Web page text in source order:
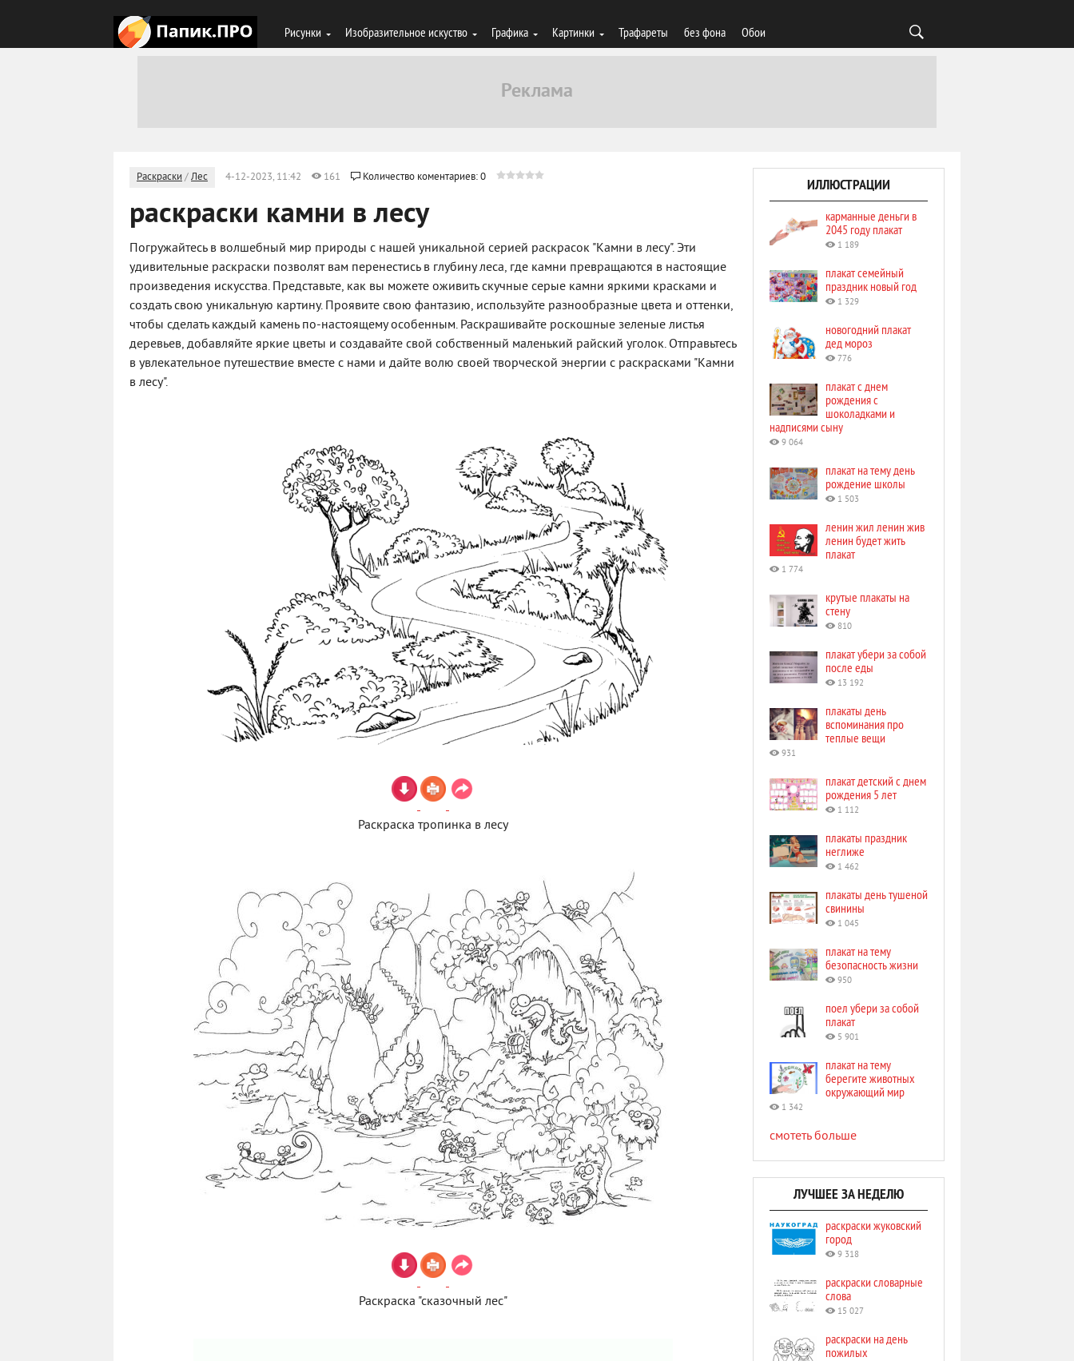
Рисунки Изобразительное искуство Графика Картинки Трафареты без фона Обои
Раскраски /Лес 4-12-2023, 11:42 161 Количество коментариев: 0
раскраски камни в лесу
Погружайтесь в волшебный мир природы с нашей уникальной серией раскрасок "Камни в лесу". Эти
удивительные раскраски позволят вам перенестись в глубину леса, где камни превращаются в настоящие
произведения искусства. Представьте, как вы можете оживить скучные серые камни яркими красками и
создать свою уникальную картину. Проявите свою фантазию, используйте разнообразные цвета и оттенки,
чтобы сделать каждый камень по-настоящему особенным. Раскрашивайте роскошные зеленые листья
деревьев, добавляйте яркие цветы и создавайте свой собственный маленький райский уголок. Отправьтесь
в увлекательное путешествие вместе с нами и дайте волю своей творческой энергии с раскрасками "Камни
в лесу".
Раскраска тропинка в лесу
Раскраска "сказочный лес"
ИЛЛЮСТРАЦИИ
карманные деньги в
2045 году плакат
1 189
плакат семейный
праздник новый год
1 329
новогодний плакат
дед мороз
776
плакат с днем
рождения с
шоколадками и
надписями сыну
9 064
плакат на тему день
рождение школы
1 503
ленин жил ленин жив
ленин будет жить
плакат
1 774
крутые плакаты на
стену
810
плакат убери за собой
после еды
13 192
плакаты день
вспоминания про
теплые вещи
931
плакат детский с днем
рождения 5 лет
1 112
плакаты праздник
неглиже
1 462
плакаты день тушеной
свинины
1 045
плакат на тему
безопасность жизни
950
поел убери за собой
плакат
5 901
плакат на тему
берегите животных
окружающий мир
1 342
смотеть больше
ЛУЧШЕЕ ЗА НЕДЕЛЮ
раскраски жуковский
город
9 318
раскраски словарные
слова
15 027
раскраски на день
пожилых